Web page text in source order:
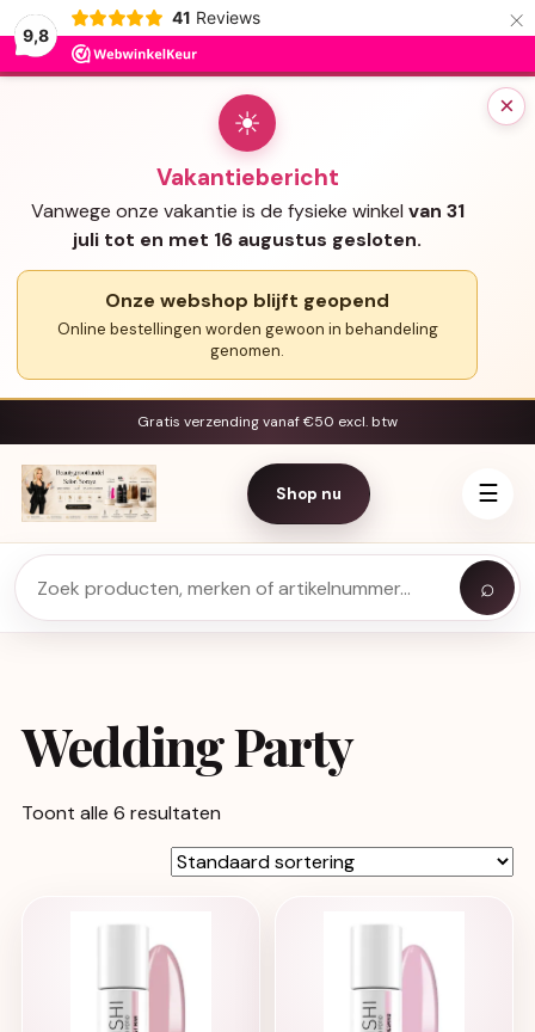
9,8
41 Reviews ×
×
☀
Vakantiebericht
Vanwege onze vakantie is de fysieke winkel van 31
juli tot en met 16 augustus gesloten.
Onze webshop blijft geopend
Online bestellingen worden gewoon in behandeling
genomen.
Gratis verzending vanaf €50 excl. btw
Shop nu ☰
⌕
Wedding Party
Toont alle 6 resultaten